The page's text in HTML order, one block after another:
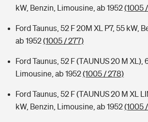
kW, Benzin, Limousine, ab 1952(1005
Ford Taunus, 52 F 20M XL P7, 55 kW,
ab 1952(1005 / 277)
Ford Taunus, 52 F (TAUNUS 20 M XL),
Limousine, ab 1952(1005 / 278)
Ford Taunus, 52 F (TAUNUS 20 M XL
kW, Benzin, Limousine, ab 1952(1005